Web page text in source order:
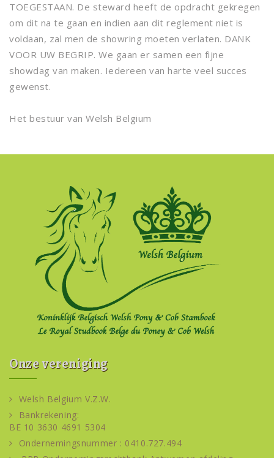
TOEGESTAAN. De steward heeft de opdracht gekregen
om dit na te gaan en indien aan dit reglement niet is
voldaan, zal men de showring moeten verlaten. DANK
VOOR UW BEGRIP. We gaan er samen een fijne
showdag van maken. Iedereen van harte veel succes
gewenst.
Het bestuur van Welsh Belgium
Onze vereniging
Welsh Belgium V.Z.W.
Bankrekening:
BE 10 3630 4691 5304
Ondernemingsnummer : 0410.727.494